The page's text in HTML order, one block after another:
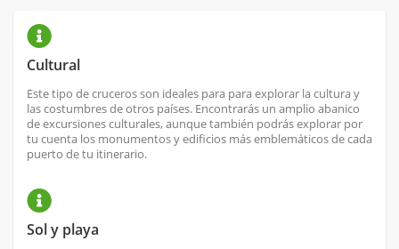
Cultural
Este tipo de cruceros son ideales para para explorar la cultura y
las costumbres de otros países. Encontrarás un amplio abanico
de excursiones culturales, aunque también podrás explorar por
tu cuenta los monumentos y edificios más emblemáticos de cada
puerto de tu itinerario.
Sol y playa